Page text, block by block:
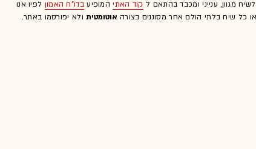
מגוון, ענייני ומכבד בהתאם ל קוד האתיהמופיעבדו"ח האמון לפיו אנו
כל שיח בלתי הולם אחר מסוננים בצורה אוטומטיתולא יפורסמו באתר.